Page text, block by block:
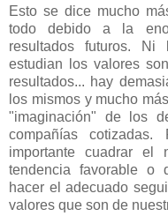
Esto se dice mucho
todo debido a la
resultados futuros.
estudian los valores
resultados... hay
los mismos y mucho
"imaginación" de los
compañías
importante cuadrar el
tendencia favorable o
hacer el adecuado
valores que son de